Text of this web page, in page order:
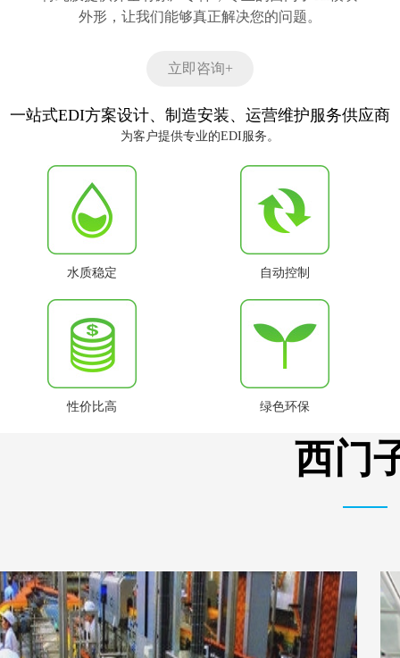
外形，让我们能够真正解决您的问题。
立即咨询+
一站式EDI方案设计、制造安装、运营维护服务供应商
为客户提供专业的EDI服务。
水质稳定 自动控制
性价比高 绿色环保
西门